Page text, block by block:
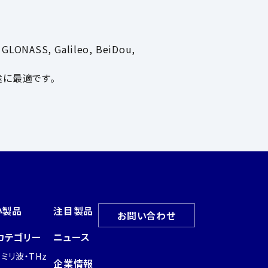
GLONASS, Galileo, BeiDou,
最適です。
品
テゴリー
ミリ波・THz
注目製品
ニュース
企業情報
お問い合わせ